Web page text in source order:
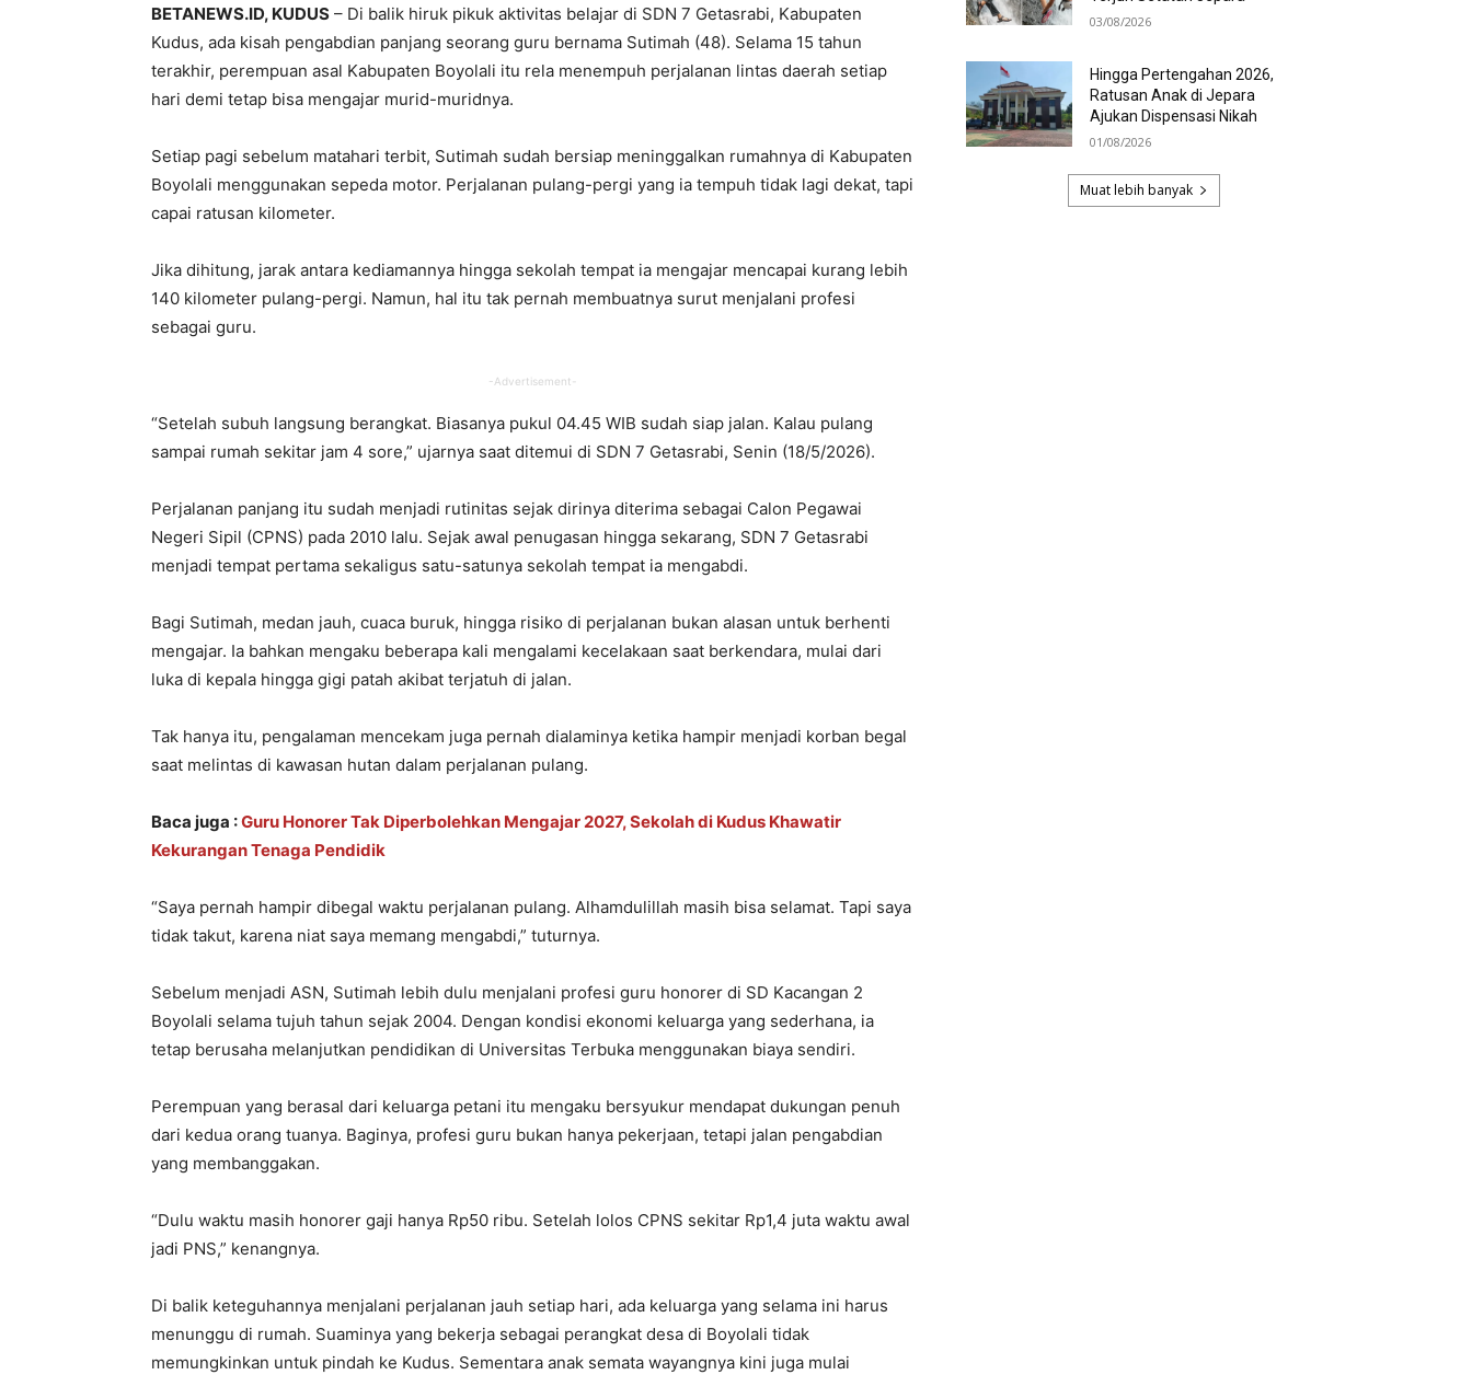
BETANEWS.ID, KUDUS – Di balik hiruk pikuk aktivitas belajar di SDN 7 Getasrabi, Kabupaten
Kudus, ada kisah pengabdian panjang seorang guru bernama Sutimah (48). Selama 15 tahun
terakhir, perempuan asal Kabupaten Boyolali itu rela menempuh perjalanan lintas daerah setiap
hari demi tetap bisa mengajar murid-muridnya.
Setiap pagi sebelum matahari terbit, Sutimah sudah bersiap meninggalkan rumahnya di Kabupaten
Boyolali menggunakan sepeda motor. Perjalanan pulang-pergi yang ia tempuh tidak lagi dekat, tapi
capai ratusan kilometer.
Jika dihitung, jarak antara kediamannya hingga sekolah tempat ia mengajar mencapai kurang lebih
140 kilometer pulang-pergi. Namun, hal itu tak pernah membuatnya surut menjalani profesi
sebagai guru.
-Advertisement-
“Setelah subuh langsung berangkat. Biasanya pukul 04.45 WIB sudah siap jalan. Kalau pulang
sampai rumah sekitar jam 4 sore,” ujarnya saat ditemui di SDN 7 Getasrabi, Senin (18/5/2026).
Perjalanan panjang itu sudah menjadi rutinitas sejak dirinya diterima sebagai Calon Pegawai
Negeri Sipil (CPNS) pada 2010 lalu. Sejak awal penugasan hingga sekarang, SDN 7 Getasrabi
menjadi tempat pertama sekaligus satu-satunya sekolah tempat ia mengabdi.
Bagi Sutimah, medan jauh, cuaca buruk, hingga risiko di perjalanan bukan alasan untuk berhenti
mengajar. Ia bahkan mengaku beberapa kali mengalami kecelakaan saat berkendara, mulai dari
luka di kepala hingga gigi patah akibat terjatuh di jalan.
Tak hanya itu, pengalaman mencekam juga pernah dialaminya ketika hampir menjadi korban begal
saat melintas di kawasan hutan dalam perjalanan pulang.
Baca juga :Guru Honorer Tak Diperbolehkan Mengajar 2027, Sekolah di Kudus Khawatir
Kekurangan Tenaga Pendidik
“Saya pernah hampir dibegal waktu perjalanan pulang. Alhamdulillah masih bisa selamat. Tapi saya
tidak takut, karena niat saya memang mengabdi,” tuturnya.
Sebelum menjadi ASN, Sutimah lebih dulu menjalani profesi guru honorer di SD Kacangan 2
Boyolali selama tujuh tahun sejak 2004. Dengan kondisi ekonomi keluarga yang sederhana, ia
tetap berusaha melanjutkan pendidikan di Universitas Terbuka menggunakan biaya sendiri.
Perempuan yang berasal dari keluarga petani itu mengaku bersyukur mendapat dukungan penuh
dari kedua orang tuanya. Baginya, profesi guru bukan hanya pekerjaan, tetapi jalan pengabdian
yang membanggakan.
“Dulu waktu masih honorer gaji hanya Rp50 ribu. Setelah lolos CPNS sekitar Rp1,4 juta waktu awal
jadi PNS,” kenangnya.
Di balik keteguhannya menjalani perjalanan jauh setiap hari, ada keluarga yang selama ini harus
menunggu di rumah. Suaminya yang bekerja sebagai perangkat desa di Boyolali tidak
memungkinkan untuk pindah ke Kudus. Sementara anak semata wayangnya kini juga mulai
03/08/2026
Hingga Pertengahan 2026,
Ratusan Anak di Jepara
Ajukan Dispensasi Nikah
01/08/2026
Muat lebih banyak